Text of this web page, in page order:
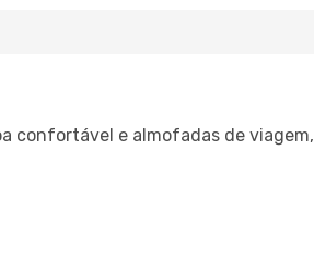
confortável e almofadas de viagem,